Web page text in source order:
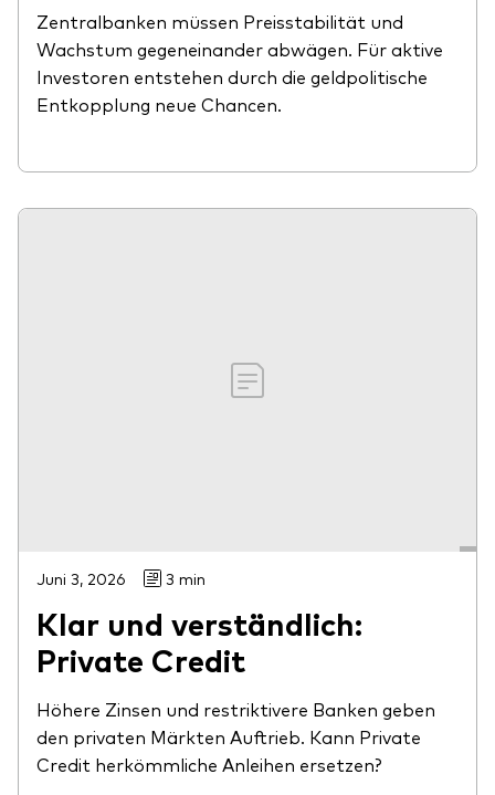
Zentralbanken müssen Preisstabilität und
Wachstum gegeneinander abwägen. Für aktive
Investoren entstehen durch die geldpolitische
Entkopplung neue Chancen.
Juni 3, 2026 3 min
Klar und verständlich:
Private Credit
Höhere Zinsen und restriktivere Banken geben
den privaten Märkten Auftrieb. Kann Private
Credit herkömmliche Anleihen ersetzen?